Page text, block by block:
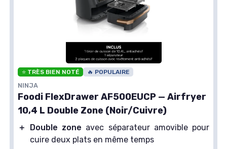
⭐ TRÈS BIEN NOTÉ 🔥 POPULAIRE
NINJA
Foodi FlexDrawer AF500EUCP — Airfryer
10,4 L Double Zone (Noir/Cuivre)
＋ Double zone avec séparateur amovible pour
cuire deux plats en même temps